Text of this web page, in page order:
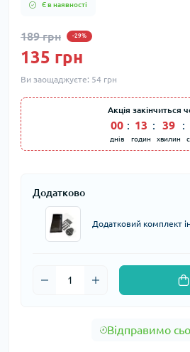
Є в наявності
189 грн -29%
135 грн
Ви заощаджуєте: 54 грн
Акція закінчиться
00
днів
: 13
годин
: 39
хвилин
:
Додатково
Додатковий комплект
Відправимо